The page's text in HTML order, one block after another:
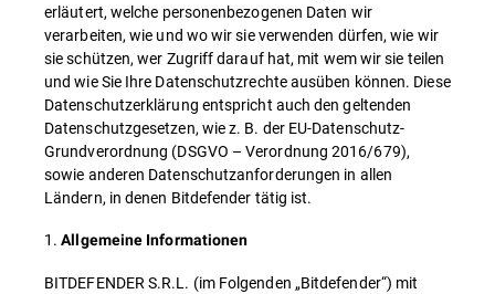
erläutert, welche personenbezogenen Daten wir
verarbeiten, wie und wo wir sie verwenden dürfen, wie wir
sie schützen, wer Zugriff darauf hat, mit wem wir sie teilen
und wie Sie Ihre Datenschutzrechte ausüben können. Diese
Datenschutzerklärung entspricht auch den geltenden
Datenschutzgesetzen, wie z. B. der EU-Datenschutz-
Grundverordnung (DSGVO – Verordnung 2016/679),
sowie anderen Datenschutzanforderungen in allen
Ländern, in denen Bitdefender tätig ist.
1.Allgemeine Informationen
BITDEFENDER S.R.L. (im Folgenden „Bitdefender“) mit